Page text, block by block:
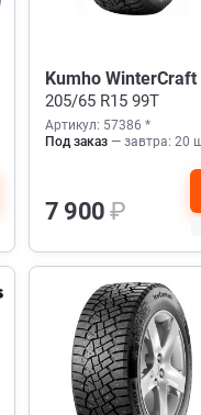
Kumho WinterCraft
205/65 R15 99T
Артикул: 57386 *
Под заказ — завтра: 20
7 900₽